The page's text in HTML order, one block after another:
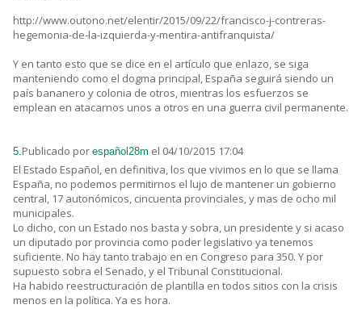
http://www.outono.net/elentir/2015/09/22/francisco-j-contreras-
hegemonia-de-la-izquierda-y-mentira-antifranquista/
Y en tanto esto que se dice en el artículo que enlazo, se siga
manteniendo como el dogma principal, España seguirá siendo un
país bananero y colonia de otros, mientras los esfuerzos se
emplean en atacarnos unos a otros en una guerra civil permanente.
5.Publicado por español28m el 04/10/2015 17:04
El Estado Español, en definitiva, los que vivimos en lo que se llama
España, no podemos permitirnos el lujo de mantener un gobierno
central, 17 autonómicos, cincuenta provinciales, y mas de ocho mil
municipales.
Lo dicho, con un Estado nos basta y sobra, un presidente y si acaso
un diputado por provincia como poder legislativo ya tenemos
suficiente. No hay tanto trabajo en en Congreso para 350. Y por
supuesto sobra el Senado, y el Tribunal Constitucional.
Ha habido reestructuración de plantilla en todos sitios con la crisis
menos en la política. Ya es hora.